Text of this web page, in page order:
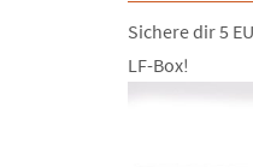
Sichere dir 5
LF-Box!